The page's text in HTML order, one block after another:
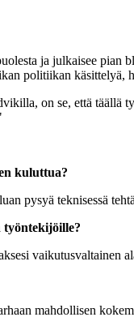
ja julkaisee pian
politiikan käsittelyä,
on se, että täällä
kuluttua?
pysyä teknisessä
työntekijöille?
mahdollisen